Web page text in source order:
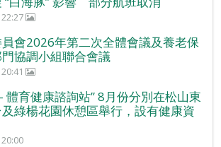
會2026年第二次全體會議及養老保
協調小組聯合會議
體育健康諮詢站” 8月份分別在松山東
綠楊花園休憩區舉行，設有健康資